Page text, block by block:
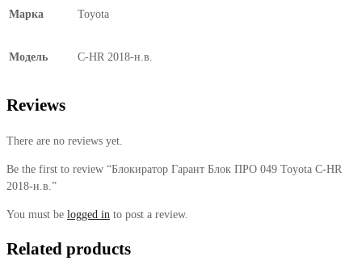
Марка Toyota
Модель C-HR 2018-н.в.
Reviews
There are no reviews yet.
Be the first to review “Блокиратор Гарант Блок ПРО 049 Toyota C-HR
2018-н.в.”
You must be logged in to post a review.
Related products